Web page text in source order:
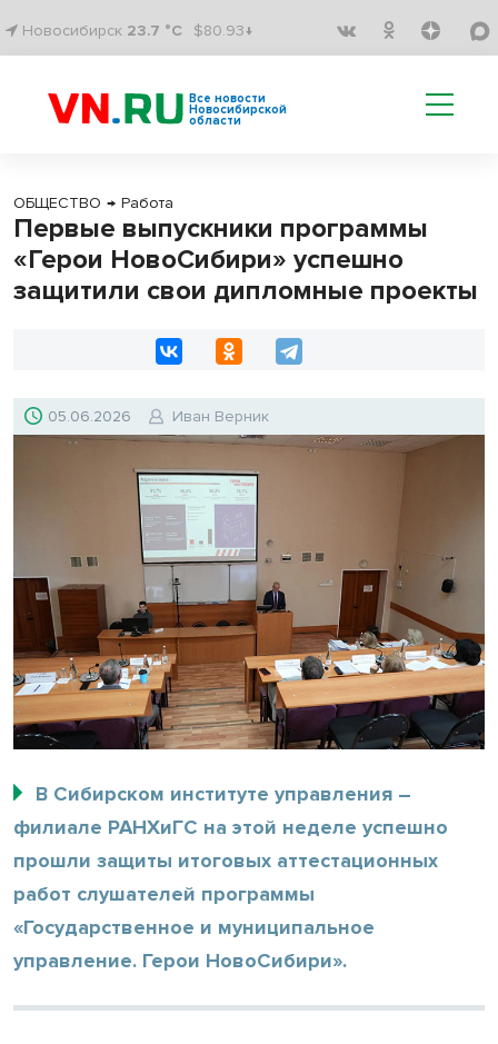
Новосибирск 23.7 °C $80.93↓
Все новости
Новосибирской
области
ОБЩЕСТВО → Работа
Первые выпускники программы
«Герои НовоСибири» успешно
защитили свои дипломные проекты
05.06.2026 Иван Верник
В Сибирском институте управления –
филиале РАНХиГС на этой неделе успешно
прошли защиты итоговых аттестационных
работ слушателей программы
«Государственное и муниципальное
управление. Герои НовоСибири».